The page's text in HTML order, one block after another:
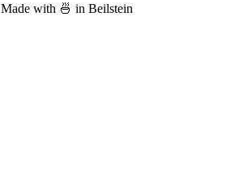
Made with 🍜 in Beilstein